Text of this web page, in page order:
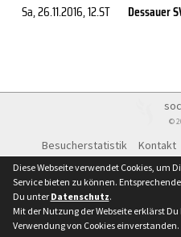
Sa, 26.11.2016, 12.ST Dessauer
©
Besucherstatistik Kontakt
Diese Webseite verwendet Cookies, um
Service bieten zu können.
Du unter Datenschutz.
Mit der Nutzung der Webseite erklärst
Verwendung von Cookies einverstanden.